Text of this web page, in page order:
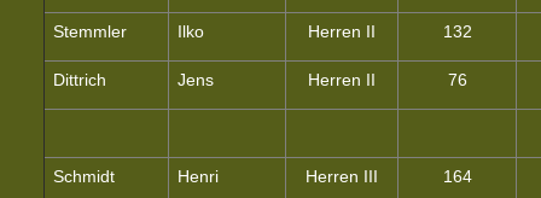
Stemmler Ilko Herren II 132
Dittrich Jens Herren II 76
Schmidt Henri Herren III 164